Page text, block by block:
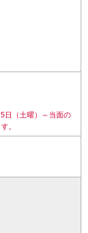
日（土曜）～当面の
。